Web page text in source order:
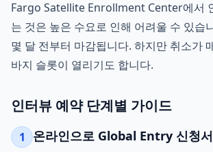
Fargo Satellite Enrollment Center에서
는 것은 높은 수요로 인해 어려울 수 있습
몇 달 전부터 마감됩니다. 하지만 취소가
바지 슬롯이 열리기도 합니다.
인터뷰 예약 단계별 가이드
1 온라인으로 Global Entry 신청